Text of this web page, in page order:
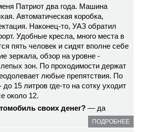
Патриот два года. Машина
Автоматическая коробка,
Наконец-то, УАЗ обратил
Удобные кресла, много места в
пять человек и сидят вполне себе
зеркала, обзор на уровне -
зон. По проходимости держат
любые препятствия. По
15 литров где-то на сотку уходит
около 12.
своих денег? — да
ПОДРОБНЕЕ